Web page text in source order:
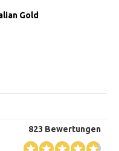
Gold
823 Bewertungen